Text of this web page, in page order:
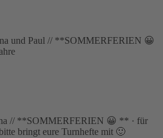
und Paul // **SOMMERFERIEN 😀
// **SOMMERFERIEN 😀 ** · für
bringt eure Turnhefte mit 🙂